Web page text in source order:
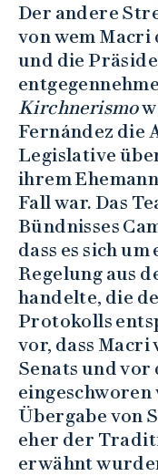
Der andere
von wem Macri
und die
Kirchnerismo
Fernández die
Legislative
ihrem
Fall war. Das
Bündnisses
dass es sich
Regelung aus
handelte, die
Protokolls
vor, dass Macri
Senats und vor
Übergabe von
eher der
erwähnt